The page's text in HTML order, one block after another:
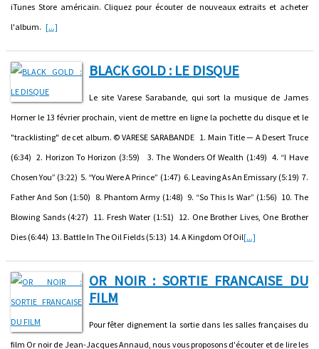
iTunes Store américain. Cliquez pour écouter de nouveaux extraits et acheter
l'album. [...]
BLACK GOLD : LE DISQUE
Le site Varese Sarabande, qui sort la musique de James
Horner le 13 février prochain, vient de mettre en ligne la pochette du disque et le
"tracklisting" de cet album. © VARESE SARABANDE 1. Main Title — A Desert Truce
(6:34) 2. Horizon To Horizon (3:59) 3. The Wonders Of Wealth (1:49) 4. “I Have
Chosen You” (3:22) 5. “You Were A Prince” (1:47) 6. Leaving As An Emissary (5:19) 7.
Father And Son (1:50) 8. Phantom Army (1:48) 9. “So This Is War” (1:56) 10. The
Blowing Sands (4:27) 11. Fresh Water (1:51) 12. One Brother Lives, One Brother
Dies (6:44) 13. Battle In The Oil Fields (5:13) 14. A Kingdom Of Oil[...]
OR NOIR : SORTIE FRANCAISE DU
FILM
Pour fêter dignement la sortie dans les salles françaises du
film Or noir de Jean-Jacques Annaud, nous vous proposons d'écouter et de lire les